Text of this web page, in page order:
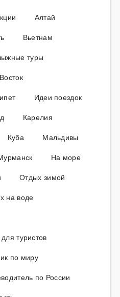
Алтай
Вьетнам
туры
Идеи поездок
Карелия
Куба
Мальдивы
На море
Отдых зимой
на воде
туристов
по миру
по России